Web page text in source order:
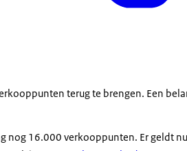
terug te brengen. Een
nog 16.000 verkooppunten. Er geldt